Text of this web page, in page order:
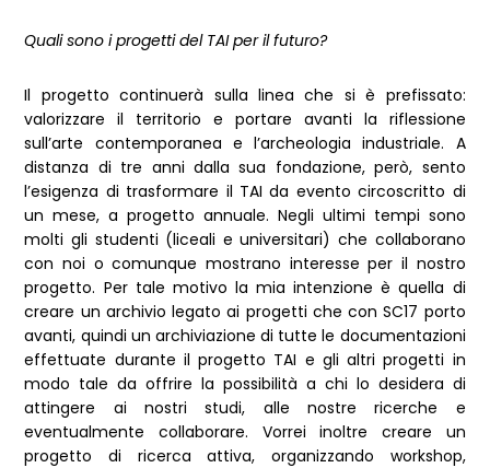
Quali sono i progetti del TAI per il futuro?
Il progetto continuerà sulla linea che si è prefissato:
valorizzare il territorio e portare avanti la riflessione
sull’arte contemporanea e l’archeologia industriale. A
distanza di tre anni dalla sua fondazione, però, sento
l’esigenza di trasformare il TAI da evento circoscritto di
un mese, a progetto annuale. Negli ultimi tempi sono
molti gli studenti (liceali e universitari) che collaborano
con noi o comunque mostrano interesse per il nostro
progetto. Per tale motivo la mia intenzione è quella di
creare un archivio legato ai progetti che con SC17 porto
avanti, quindi un archiviazione di tutte le documentazioni
effettuate durante il progetto TAI e gli altri progetti in
modo tale da offrire la possibilità a chi lo desidera di
attingere ai nostri studi, alle nostre ricerche e
eventualmente collaborare. Vorrei inoltre creare un
progetto di ricerca attiva, organizzando workshop,